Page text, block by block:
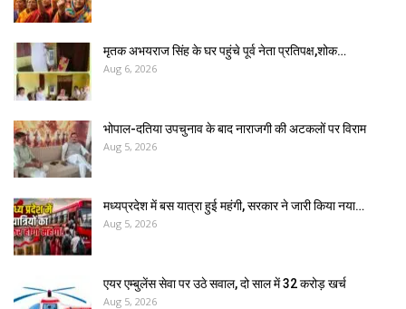
मृतक अभयराज सिंह के घर पहुंचे पूर्व नेता प्रतिपक्ष,शोक…
Aug 6, 2026
भोपाल-दतिया उपचुनाव के बाद नाराजगी की अटकलों पर विराम
Aug 5, 2026
मध्यप्रदेश में बस यात्रा हुई महंगी, सरकार ने जारी किया नया…
Aug 5, 2026
एयर एम्बुलेंस सेवा पर उठे सवाल, दो साल में ₹32 करोड़ खर्च
Aug 5, 2026